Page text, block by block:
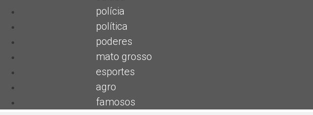
polícia
política
poderes
mato grosso
esportes
agro
famosos